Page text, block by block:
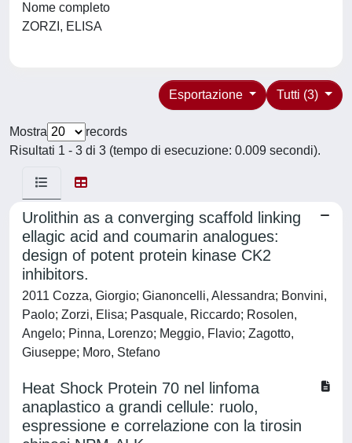
Nome completo
ZORZI, ELISA
Tutti (3)
Esportazione
Mostra
records
Risultati 1 - 3 di 3 (tempo di esecuzione: 0.009 secondi).
Urolithin as a converging scaffold linking
ellagic acid and coumarin analogues:
design of potent protein kinase CK2
inhibitors.
2011 Cozza, Giorgio; Gianoncelli, Alessandra; Bonvini,
Paolo; Zorzi, Elisa; Pasquale, Riccardo; Rosolen,
Angelo; Pinna, Lorenzo; Meggio, Flavio; Zagotto,
Giuseppe; Moro, Stefano
Heat Shock Protein 70 nel linfoma
anaplastico a grandi cellule: ruolo,
espressione e correlazione con la tirosin